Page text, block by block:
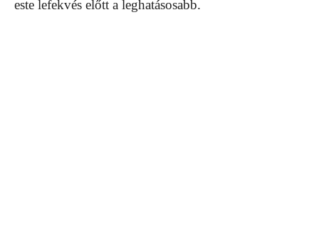
este lefekvés előtt a leghatásosabb.